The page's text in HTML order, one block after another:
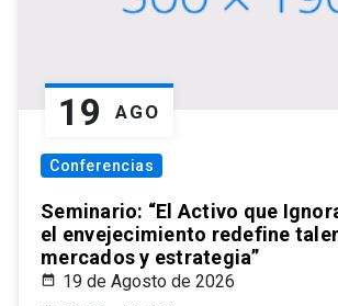
19 AGO
Conferencias
Seminario: “El Activo que
el envejecimiento redefine
mercados y estrategia”
19 de Agosto de 2026